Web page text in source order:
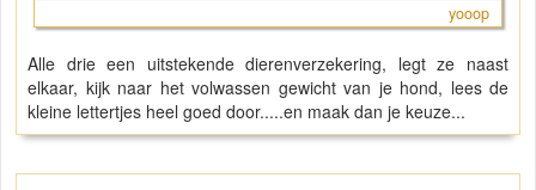
yooop
Alle drie een uitstekende dierenverzekering, legt ze naast
elkaar, kijk naar het volwassen gewicht van je hond, lees de
kleine lettertjes heel goed door.....en maak dan je keuze...